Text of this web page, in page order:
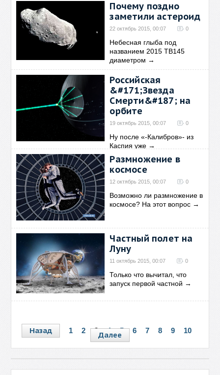
Почему поздно
заметили астероид
22 октябрь 2015, 00:07 0
Небесная глыба под
названием 2015 TB145
диаметром →
Российская
&#171;Звезда
Смерти&#187; на
орбите
19 октябрь 2015, 00:07 0
Ну после «-Калибров»- из
Каспия уже →
Размножение в
космосе
12 октябрь 2015, 00:07 0
Возможно ли размножение в
космосе? На этот вопрос →
Частный полет на
Луну
11 октябрь 2015, 00:07 0
Только что вычитал, что
запуск первой частной →
Назад 1 2 3 4 5 6 7 8 9 10
Далее